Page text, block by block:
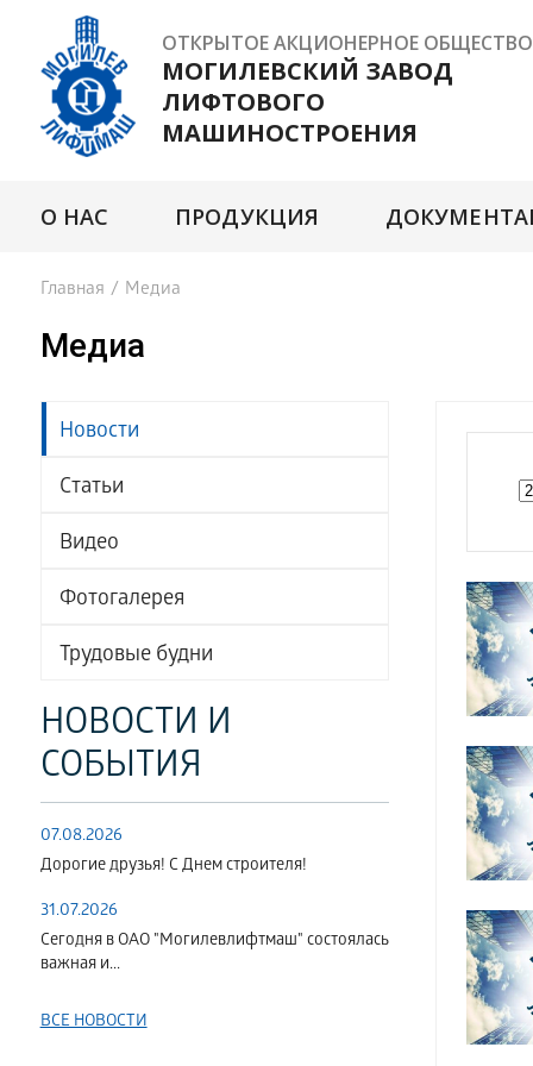
ОТКРЫТОЕ АКЦИОНЕРНОЕ ОБЩЕСТВО
МОГИЛЕВСКИЙ ЗАВОД
ЛИФТОВОГО
МАШИНОСТРОЕНИЯ
О НАС ПРОДУКЦИЯ
Главная / Медиа
Медиа
Новости
Статьи
Видео
Фотогалерея
Трудовые будни
НОВОСТИ И
СОБЫТИЯ
07.08.2026
Дорогие друзья! С Днем строителя!
31.07.2026
Сегодня в ОАО "Могилевлифтмаш" состоялась
важная и...
ВСЕ НОВОСТИ